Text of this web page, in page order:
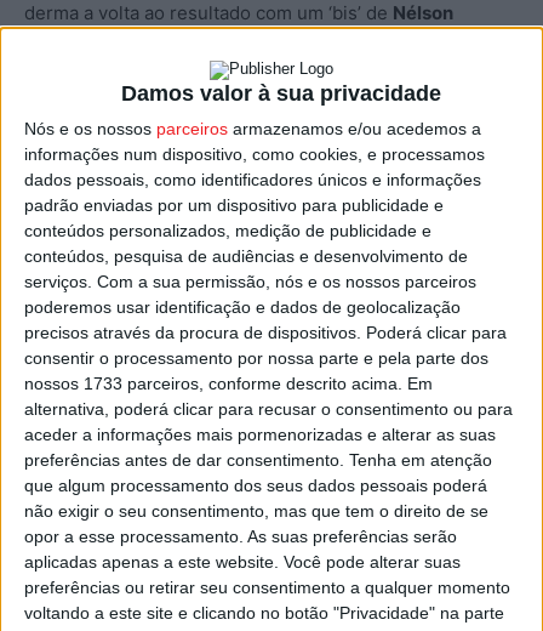
Damos valor à sua privacidade
Nós e os nossos parceiros armazenamos e/ou acedemos a
informações num dispositivo, como cookies, e processamos
dados pessoais, como identificadores únicos e informações
padrão enviadas por um dispositivo para publicidade e
conteúdos personalizados, medição de publicidade e
conteúdos, pesquisa de audiências e desenvolvimento de
serviços. Com a sua permissão, nós e os nossos parceiros
poderemos usar identificação e dados de geolocalização
precisos através da procura de dispositivos. Poderá clicar para
consentir o processamento por nossa parte e pela parte dos
nossos 1733 parceiros, conforme descrito acima. Em
alternativa, poderá clicar para recusar o consentimento ou para
aceder a informações mais pormenorizadas e alterar as suas
preferências antes de dar consentimento. Tenha em atenção
que algum processamento dos seus dados pessoais poderá
não exigir o seu consentimento, mas que tem o direito de se
opor a esse processamento. As suas preferências serão
aplicadas apenas a este website. Você pode alterar suas
preferências ou retirar seu consentimento a qualquer momento
voltando a este site e clicando no botão "Privacidade" na parte
derma a volta ao resultado com um ‘bis’ de Nélson
Depois deste fim-de-semana sem competição devido aos
compromissos das seleções, o Cinfães regressa aos
jogos oficiais no dia 14 de setembro, com a receção ao
Florgrade, a contar para a 4.ª jornada daSérie B.
Esta e outras notícias para ouvir na Estação Diária – 96.8
FM ou em
www.968.fm .
Pub
TAGS Cinfães Futebol Viseu